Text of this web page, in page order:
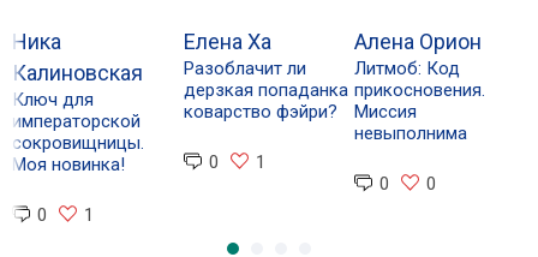
Ника
Калиновская
Ключ для
императорской
сокровищницы.
Моя новинка!
0 1
Елена Ха
Разоблачит ли
дерзкая попаданка
коварство фэйри?
0 1
Алена Орион
Литмоб: Код
прикосновения.
Миссия
невыполнима
0 0